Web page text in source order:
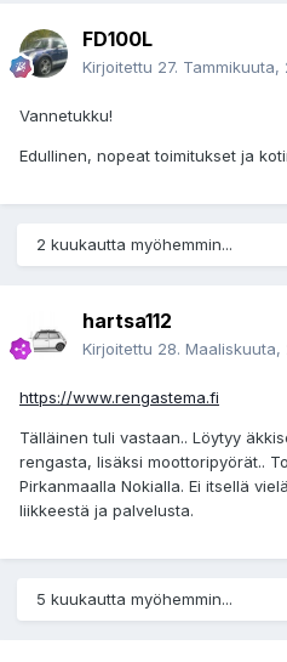
FD100L
Kirjoitettu 27. Tammikuuta,
Vannetukku!
Edullinen, nopeat toimitukset ja
2 kuukautta myöhemmin...
hartsa112
Kirjoitettu 28. Maaliskuuta,
https://www.rengastema.fi
Tälläinen tuli vastaan.. Löytyy
rengasta, lisäksi moottoripyörät..
Pirkanmaalla Nokialla. Ei itsellä
liikkeestä ja palvelusta.
5 kuukautta myöhemmin...